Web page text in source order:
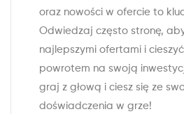
oraz nowości w ofercie to
Odwiedzaj często stronę,
najlepszymi ofertami i
powrotem na swoją
graj z głową i ciesz się ze
doświadczenia w grze!